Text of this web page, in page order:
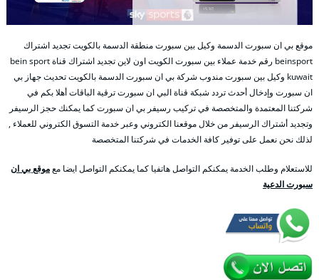
موقع بي ان سبورت الدسمة وكيل بين سبورت منطقة الدسمة بالكويت تجديد اشتراك
beinsport رقم خدمة عملاء بين سبورت الكويت اون لاين تجديد اشتراك قناة bein sport
kuwait وكيل بين سبورت مندوب شركة بي ان سبورت الدسمة بالكويت تحديث جهاز بي
ان سبورت وإدخال أحدث تردد شبكة قناة البي ان سبورت ترقية الباقات أهلا بكم في
شركتنا المعتمدة والمتخصصة في تركيب رسيفر بي ان سبورت كما يمكنك حجز الرسيفر
وتجديد أشتراك الرسيفر من خلال موقعنا الكتروني وعبر خدمة التسوق الكتروني للعملاء ,
لذلك نحن نعمل على توفير كافة الخدمات في شركتنا المتخصصة
للاستعلام وطلب الخدمة يمكنكم التواصل هاتفيا كما يمكنكم التواصل ايضا معموقع بي ان
سبورت الدعية